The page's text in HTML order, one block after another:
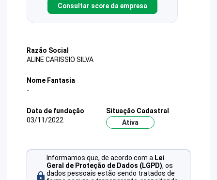
Consultar score da empresa
Razão Social
ALINE CARISSIO SILVA
Nome Fantasia
-
Data de fundação
03/11/2022
Situação Cadastral
Ativa
Informamos que, de acordo com a Lei
Geral de Proteção de Dados (LGPD), os
dados pessoais estão sendo tratados de